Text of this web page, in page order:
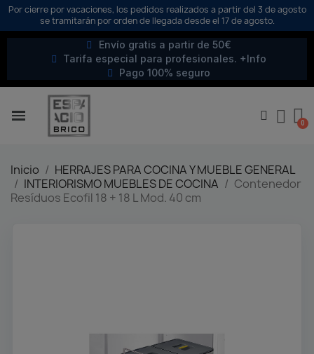
Por cierre por vacaciones, los pedidos realizados a partir del 3 de agosto
se tramitarán por orden de llegada desde el 17 de agosto.
Envío gratis a partir de 50€
Tarifa especial para profesionales. +Info
Pago 100% seguro
Inicio
HERRAJES PARA COCINA Y MUEBLE GENERAL
INTERIORISMO MUEBLES DE COCINA
Contenedor
Resíduos Ecofil 18 + 18 L Mod. 40 cm